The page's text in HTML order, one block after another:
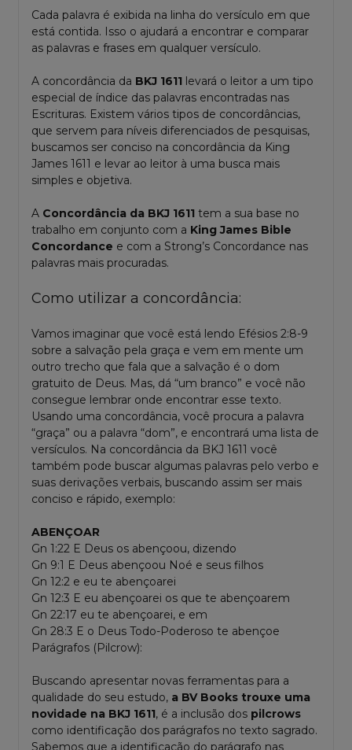
Cada palavra é exibida na linha do versículo em que
está contida. Isso o ajudará a encontrar e comparar
as palavras e frases em qualquer versículo.
A concordância da BKJ 1611 levará o leitor a um tipo
especial de índice das palavras encontradas nas
Escrituras. Existem vários tipos de concordâncias,
que servem para níveis diferenciados de pesquisas,
buscamos ser conciso na concordância da King
James 1611 e levar ao leitor à uma busca mais
simples e objetiva.
A Concordância da BKJ 1611 tem a sua base no
trabalho em conjunto com a King James Bible
Concordance e com a Strong’s Concordance nas
palavras mais procuradas.
Como utilizar a concordância:
Vamos imaginar que você está lendo Efésios 2:8-9
sobre a salvação pela graça e vem em mente um
outro trecho que fala que a salvação é o dom
gratuito de Deus. Mas, dá “um branco” e você não
consegue lembrar onde encontrar esse texto.
Usando uma concordância, você procura a palavra
“graça” ou a palavra “dom”, e encontrará uma lista de
versículos. Na concordância da BKJ 1611 você
também pode buscar algumas palavras pelo verbo e
suas derivações verbais, buscando assim ser mais
conciso e rápido, exemplo:
ABENÇOAR
Gn 1:22 E Deus os abençoou, dizendo
Gn 9:1 E Deus abençoou Noé e seus filhos
Gn 12:2 e eu te abençoarei
Gn 12:3 E eu abençoarei os que te abençoarem
Gn 22:17 eu te abençoarei, e em
Gn 28:3 E o Deus Todo-Poderoso te abençoe
Parágrafos (Pilcrow):
Buscando apresentar novas ferramentas para a
qualidade do seu estudo, a BV Books trouxe uma
novidade na BKJ 1611, é a inclusão dos ­ pilcrows
como identificação dos parágrafos no texto sagrado.
Sabemos que a identificação do parágrafo nas